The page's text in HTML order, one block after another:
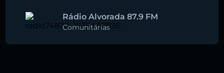
Rádio Alvorada 87.9 FM
Comunitárias